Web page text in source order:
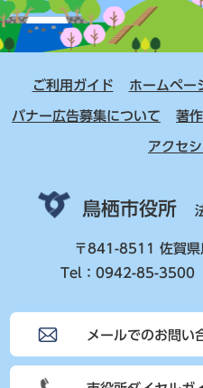
ご利用ガイド ホームペー
バナー広告募集について 著
アクセ
鳥栖市役所
〒841-8511 佐賀県
Tel：0942-85-
メールでのお問い